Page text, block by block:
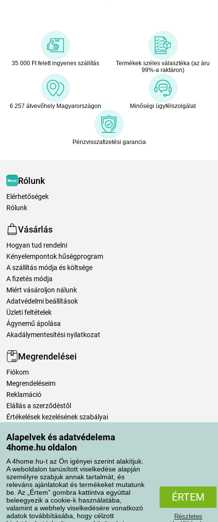
Alapelvek és adatvédelema
4home.hu oldalon
A 4home.hu-t az Ön igényei szerint alakítjuk.
A weboldalon tanúsított viselkedése alapján
személyre szabjuk annak tartalmát, és
releváns ajánlatokat és termékeket mutatunk
be. Az „Értem” gombra kattintva egyúttal
beleegyezik a cookie-k használatába,
valamint a webhely viselkedésére vonatkozó
adatok továbbításába, hogy célzott
ÉRTEM
Részletes
35 000 Ft felett ingyenes szállítás
Termékek széles választéka (az áru
99%-a raktáron)
6 257 átvevőhely Magyarországon Minőségi ügyfélszolgálat
Pénzvisszafizetési garancia
Rólunk
Elérhetőségek
Rólunk
Vásárlás
Hogyan tud rendelni
Kényelempontok hűségprogram
A szállítás módja és költsége
A fizetés módja
Miért vásároljon nálunk
Adatvédelmi beállítások
Üzleti feltételek
Ágynemű ápolása
Akadálymentesítési nyilatkozat
Megrendelései
Fiókom
Megrendeléseim
Reklamáció
Elállás a szerződéstől
Értékelések kezelésének szabályai
Szállítási módok
Fizetési módok